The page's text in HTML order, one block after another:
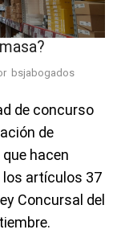
bsjabogados
de concurso
de
hacen
los artículos 37
Concursal del